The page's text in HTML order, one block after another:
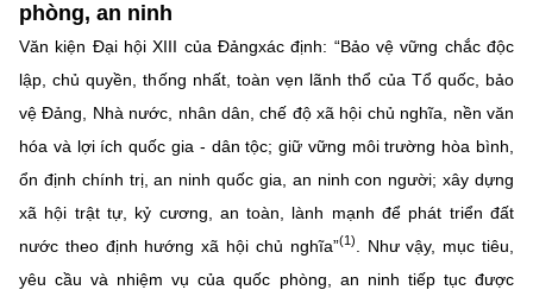
Cơ quan chủ quản: Bộ Khoa học và Công nghệ (MST)
Chịu trách nhiệm nội dung: Nguyễn Thị Hải Hằng
Giám đốc Trung tâm Truyền thông Khoa học và Công nghệ.
Liên hệ
Địa chỉ: Ban Biên tập Cổng TTĐT - 18 Nguyễn Du, TP. Hà Nội
Email: stc@mst.gov.vn
©2026 Bản quyền thuộc Bộ Khoa Học và Công Nghệ
(Ghi rõ nguồn "https://mst.gov.vn" khi phát hành lại thông tin từ
phòng, an ninh
Văn kiện Đại hội XIII của Đảngxác định: “Bảo vệ vững chắc độc
lập, chủ quyền, thống nhất, toàn vẹn lãnh thổ của Tổ quốc, bảo
vệ Đảng, Nhà nước, nhân dân, chế độ xã hội chủ nghĩa, nền văn
hóa và lợi ích quốc gia - dân tộc; giữ vững môi trường hòa bình,
ổn định chính trị, an ninh quốc gia, an ninh con người; xây dựng
xã hội trật tự, kỷ cương, an toàn, lành mạnh để phát triển đất
nước theo định hướng xã hội chủ nghĩa”(1)
. Như vậy, mục tiêu,
yêu cầu và nhiệm vụ của quốc phòng, an ninh tiếp tục được